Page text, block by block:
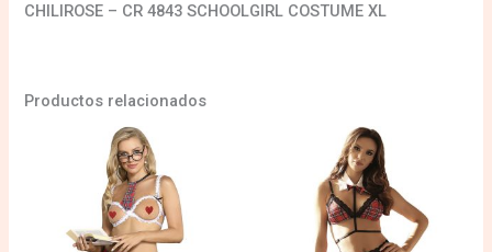
CHILIROSE – CR 4843 SCHOOLGIRL COSTUME XL
Productos relacionados